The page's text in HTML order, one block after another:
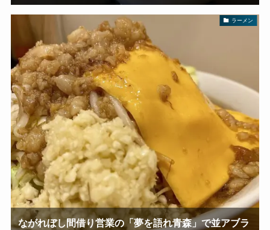
ラーメン
ながれぼし間借り営業の「夢を語れ青森」で並アブラ